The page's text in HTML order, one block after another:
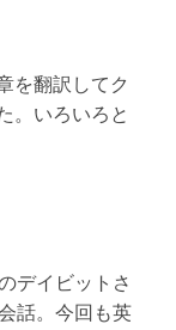
を翻訳してク
。いろいろと
デイビットさ
話。今回も英